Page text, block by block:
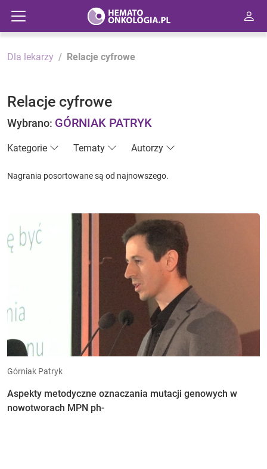
Dla lekarzy Relacje cyfrowe
Relacje cyfrowe
Wybrano: GÓRNIAK PATRYK
Kategorie Tematy Autorzy
Nagrania posortowane są od najnowszego.
Górniak Patryk
Aspekty metodyczne oznaczania mutacji genowych w
nowotworach MPN ph-